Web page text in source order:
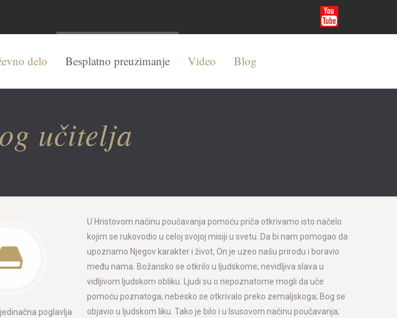
delo Besplatno preuzimanje Video Blog
učitelja
poglavlja
U Hristovom načinu poučavanja pomoću priča otkrivamo isto načelo
kojim se rukovodio u celoj svojoj misiji u svetu. Da bi nam pomogao da
upoznamo Njegov karakter i život, On je uzeo našu prirodu i boravio
među nama. Božansko se otkrilo u ljudskome; nevidljiva slava u
vidljivom ljudskom obliku. Ljudi su o nepoznatome mogli da uče
pomoću poznatoga; nebesko se otkrivalo preko zemaljskoga; Bog se
objavio u ljudskom liku. Tako je bilo i u Isusovom načinu poučavanja;